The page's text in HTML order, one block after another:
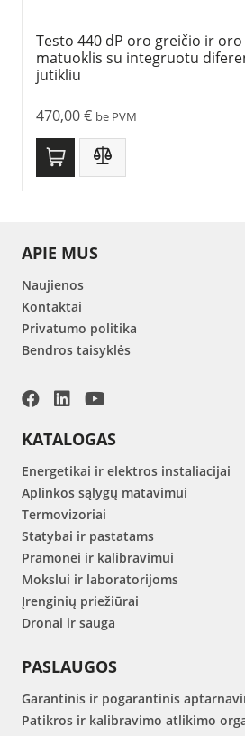
Testo 440 dP oro greičio ir oro
matuoklis su integruotu
jutikliu
470,00€ be PVM
APIE MUS
Naujienos
Kontaktai
Privatumo politika
Bendros taisyklės
KATALOGAS
Energetikai ir elektros instaliacijai
Aplinkos sąlygų matavimui
Termovizoriai
Statybai ir pastatams
Pramonei ir kalibravimui
Mokslui ir laboratorijoms
Įrenginių priežiūrai
Dronai ir sauga
PASLAUGOS
Garantinis ir pogarantinis
Patikros ir kalibravimo atlikimo